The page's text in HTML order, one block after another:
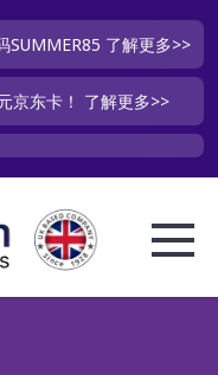
SUMMER85 了解更多>>
京东卡！ 了解更多>>